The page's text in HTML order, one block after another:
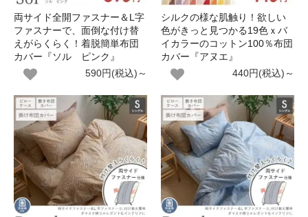
両サイド全開ファスナー＆L字
ファスナーで、面倒な付け替
えがらくらく！着脱簡単布団
カバー『ソル ピンク』
590円(税込)～
シルクの様な肌触り！欲しい
色がきっと見つかる19色ｘバ
イカラーのコットン100％布団
カバー『アヌエ』
440円(税込)～